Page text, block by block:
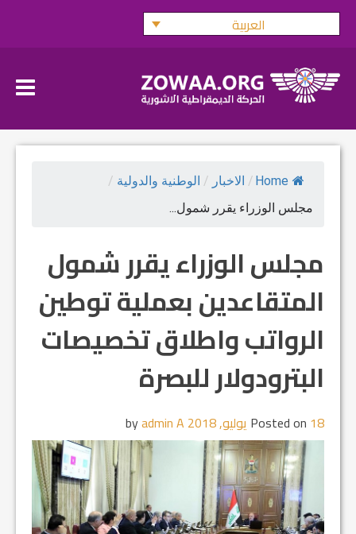
Skip
العربية
Home
/ الاخبار / الوطنية والدولية /
مجلس الوزراء يقرر شمول...
مجلس الوزراء يقرر شمول
المتقاعدين بعملية توطين
الرواتب واطلاق تخصيصات
البترودولار للبصرة
Posted on 18 يوليو, 2018 admin A